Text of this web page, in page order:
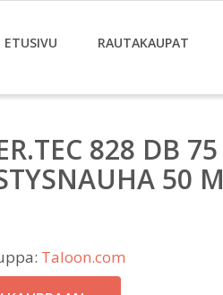
ETUSIVU RAUTAKAUPAT
828 DB 75
50 M
Taloon.com